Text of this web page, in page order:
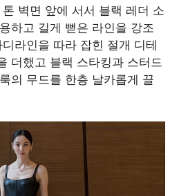
벽면 앞에 서서 블랙 레더 소
하고 길게 뻗은 라인을 강조
라인을 따라 잡힌 절개 디테
더했고 블랙 스타킹과 스터드
의 무드를 한층 날카롭게 끌